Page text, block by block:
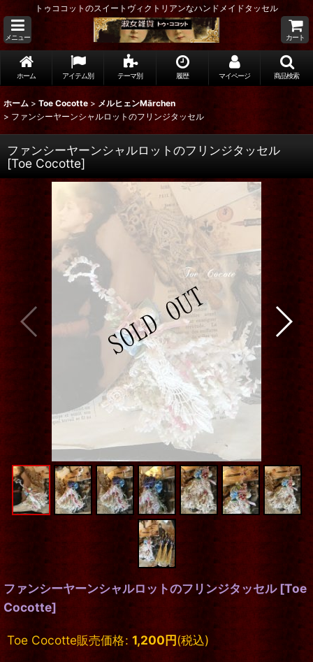
トゥココットのスイートヴィクトリアンなハンドメイドタッセル
メニュー カート
ホーム アイテム別 テーマ別 履歴 マイページ 商品検索
ホーム > Toe Cocotte > メルヒェンMārchen
> ファンシーヤーンシャルロットのフリンジタッセル
ファンシーヤーンシャルロットのフリンジタッセル
[Toe Cocotte]
ファンシーヤーンシャルロットのフリンジタッセル [Toe
Cocotte]
Toe Cocotte販売価格: 1,200円(税込)